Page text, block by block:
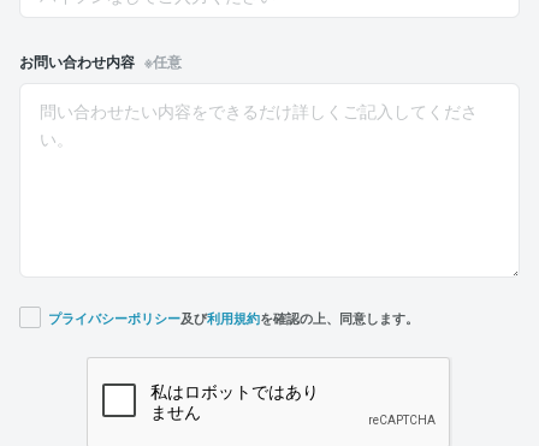
お問い合わせ内容 ※任意
プライバシーポリシー及び利用規約を確認の上、同意します。